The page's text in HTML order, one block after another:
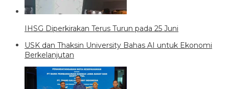
IHSG Diperkirakan Terus Turun pada 25 Juni
USK dan Thaksin University Bahas AI untuk Ekonomi
Berkelanjutan